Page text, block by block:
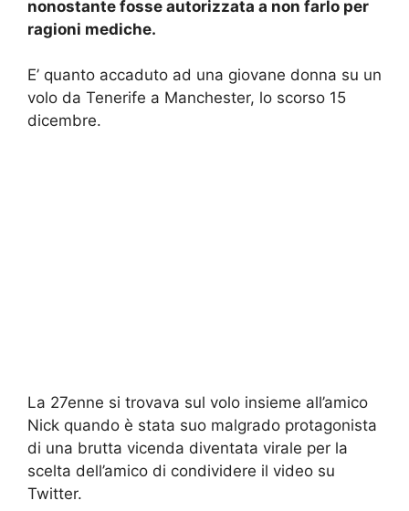
nonostante fosse autorizzata a non farlo per
ragioni mediche.
E’ quanto accaduto ad una giovane donna su un
volo da Tenerife a Manchester, lo scorso 15
dicembre.
La 27enne si trovava sul volo insieme all’amico
Nick quando è stata suo malgrado protagonista
di una brutta vicenda diventata virale per la
scelta dell’amico di condividere il video su
Twitter.